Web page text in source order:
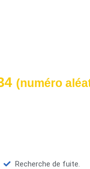
(numéro
Recherche de fuite.